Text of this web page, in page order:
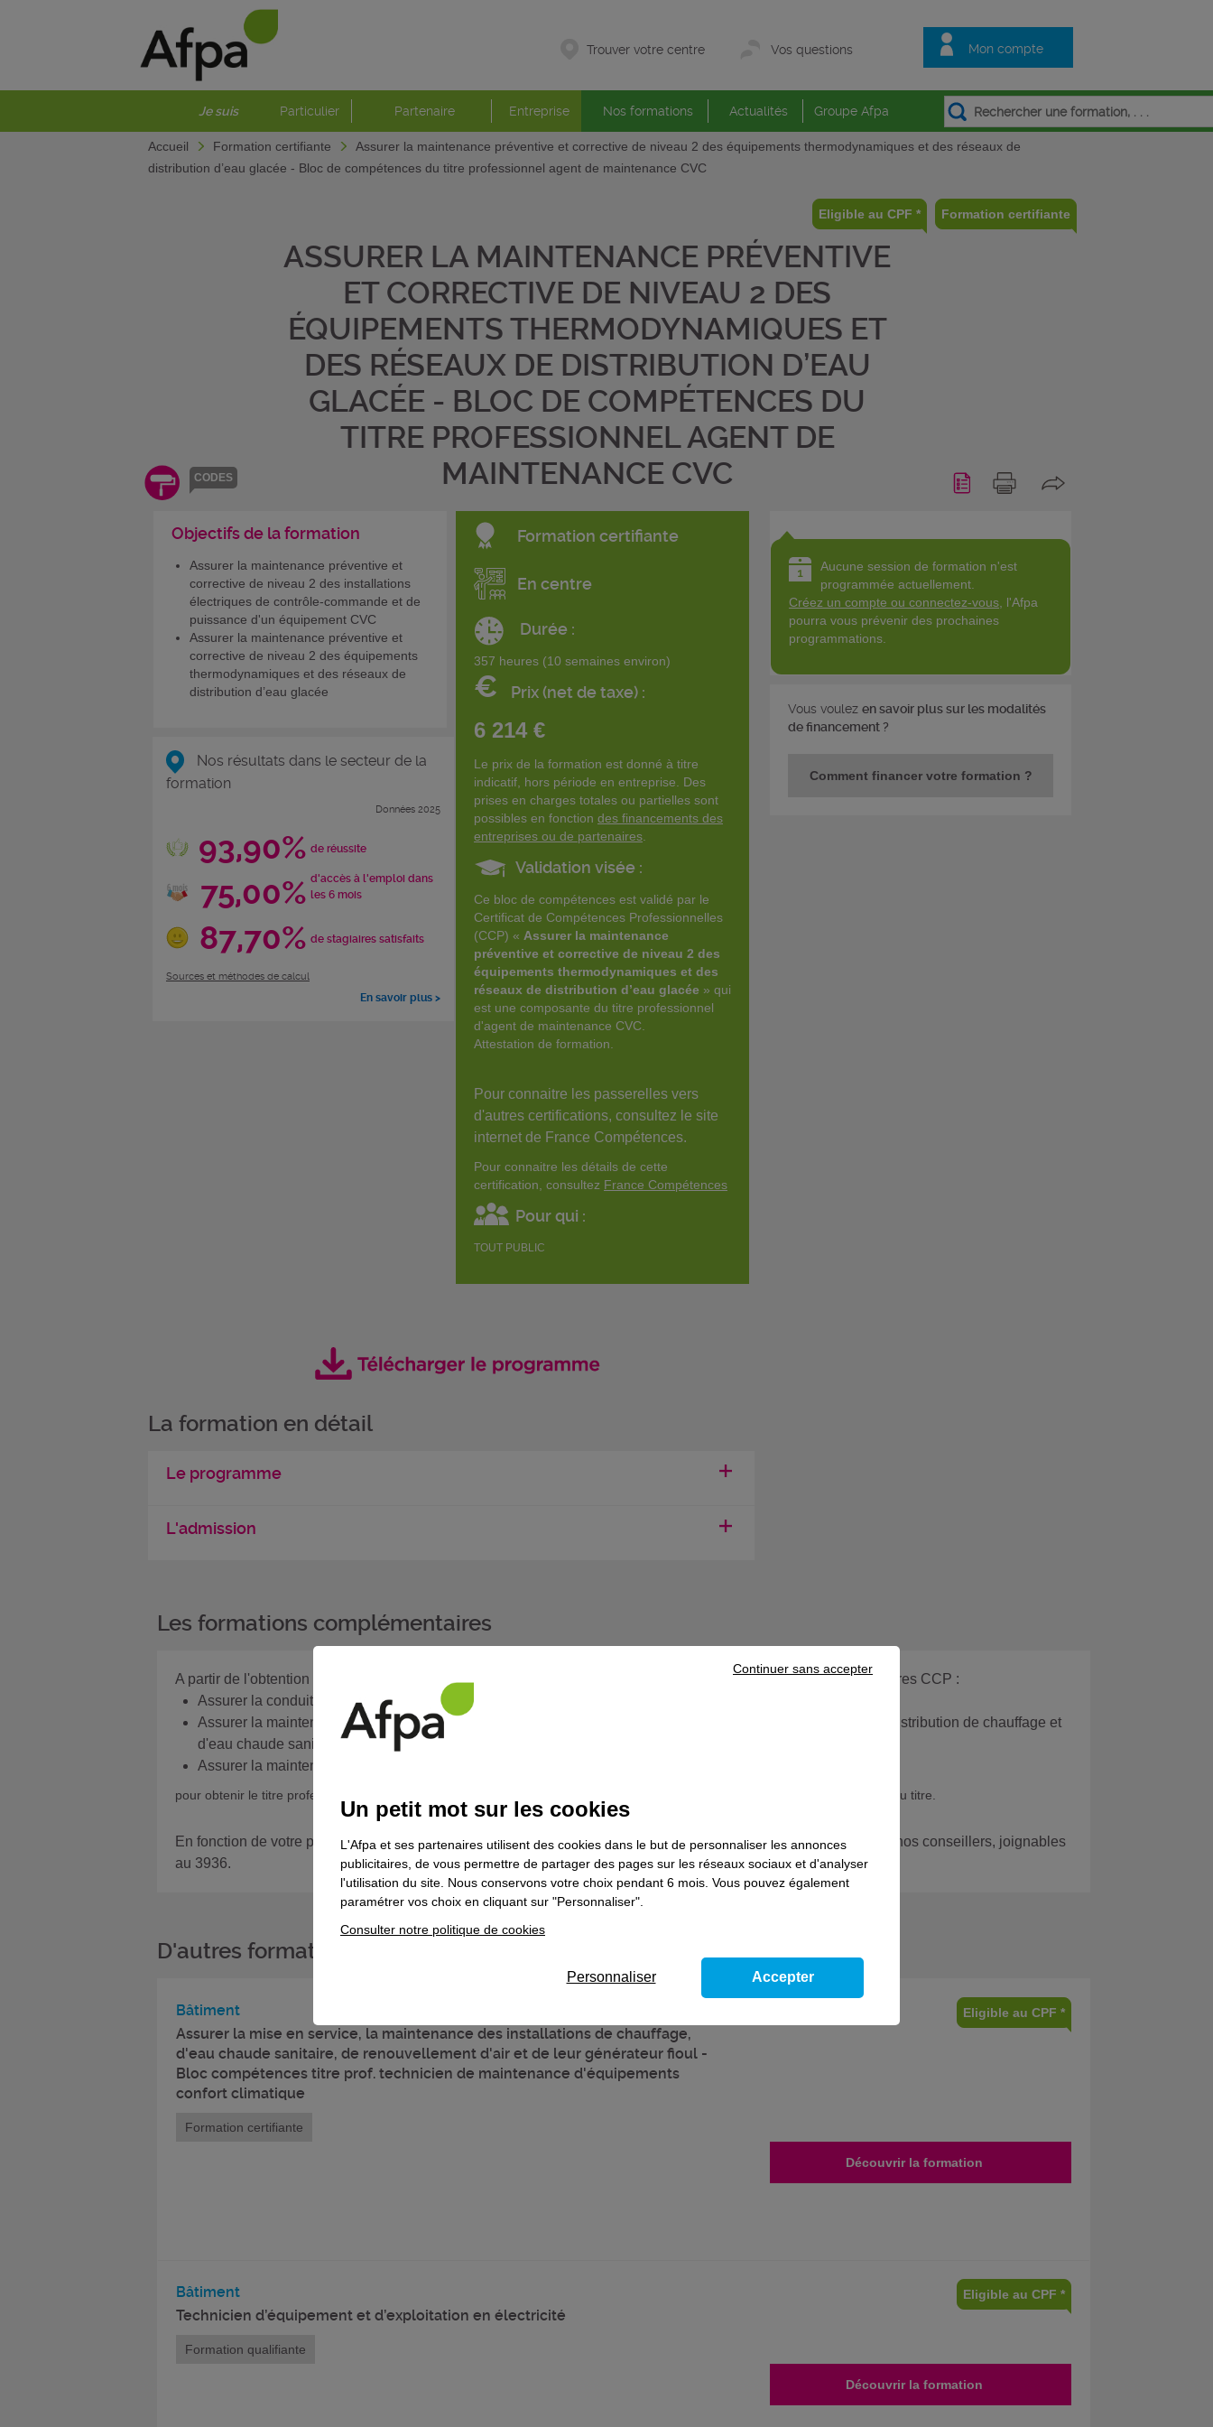
Mon compte
Trouver votre centre Vos questions
Je suis Particulier Partenaire Entreprise Nos formations Actualités Groupe Afpa
Accueil Formation certifiante
Assurer la maintenance préventive et corrective de niveau 2 des équipements thermodynamiques et des réseaux de
distribution d’eau glacée - Bloc de compétences du titre professionnel agent de maintenance CVC
Eligible au CPF * Formation certifiante
CODES
ASSURER LA MAINTENANCE PRÉVENTIVE
ET CORRECTIVE DE NIVEAU 2 DES
ÉQUIPEMENTS THERMODYNAMIQUES ET
DES RÉSEAUX DE DISTRIBUTION D’EAU
GLACÉE - BLOC DE COMPÉTENCES DU
TITRE PROFESSIONNEL AGENT DE
MAINTENANCE CVC
Objectifs de la formation
Assurer la maintenance préventive et
corrective de niveau 2 des installations
électriques de contrôle-commande et de
puissance d'un équipement CVC
Assurer la maintenance préventive et
corrective de niveau 2 des équipements
thermodynamiques et des réseaux de
distribution d’eau glacée
Nos résultats dans le secteur de la
formation
Données 2025
93,90% de réussite
75,00% d'accès à l'emploi dans
les 6 mois
87,70% de stagiaires satisfaits
Sources et méthodes de calcul
En savoir plus >
Formation certifiante
En centre
Durée :
357 heures (10 semaines environ)
€ Prix (net de taxe) :
6 214 €
Le prix de la formation est donné à titre
indicatif, hors période en entreprise. Des
prises en charges totales ou partielles sont
possibles en fonction des financements des
entreprises ou de partenaires
Validation visée :
Ce bloc de compétences est validé par le
Certificat de Compétences Professionnelles
(CCP) « Assurer la maintenance
préventive et corrective de niveau 2 des
équipements thermodynamiques et des
réseaux de distribution d’eau glacée » qui
est une composante du titre professionnel
d'agent de maintenance CVC.
Attestation de formation.
Pour connaitre les passerelles vers
d'autres certifications, consultez le site
internet de France Compétences.
Pour connaitre les détails de cette
certification, consultez France Compétences
Pour qui :
TOUT PUBLIC
La formation en détail
Le programme
L'admission
Aucune session de formation n'est
programmée actuellement.
Créez un compte ou connectez-vous , l'Afpa
pourra vous prévenir des prochaines
programmations.
Vous voulezen savoir plus sur les modalités
de financement ?
Comment financer votre formation ?
Les formations complémentaires
A partir de l'obtention d'un certificat de compétences professionnelles (CCP), vous pouvez vous présenter aux autres CCP :
Assurer la conduite des équipements d'un système CVC (réf. 16340)
Assurer la maintenance préventive et corrective de niveau 2 des équipements thermiques et des réseaux de distribution de chauffage et
d'eau chaude sanitaire (réf. 16341)
Assurer la maintenance préventive et corrective de niveau 2 des équipements de traitement d'air (réf. 16342)
pour obtenir le titre professionnel (réf. produit 09652v09) dans la limite de la durée de validité du titre.
En fonction de votre projet, si vous souhaitez poursuivre votre parcours de formation, prenez contact avec l’un de nos conseillers, joignables
au 3936.
D'autres formations dans le domaine
Bâtiment
Assurer la mise en service, la maintenance des installations de chauffage,
d'eau chaude sanitaire, de renouvellement d'air et de leur générateur fioul -
Bloc compétences titre prof. technicien de maintenance d'équipements
confort climatique
Eligible au CPF *
Formation certifiante
Découvrir la formation
Bâtiment
Technicien d’équipement et d’exploitation en électricité
Eligible au CPF *
Formation qualifiante
Découvrir la formation
Un petit mot sur les cookies
L'Afpa et ses partenaires utilisent des cookies dans le but de personnaliser les annonces
publicitaires, de vous permettre de partager des pages sur les réseaux sociaux et d'analyser
l'utilisation du site. Nous conservons votre choix pendant 6 mois. Vous pouvez également
paramétrer vos choix en cliquant sur "Personnaliser".
Consulter notre politique de cookies
Continuer sans accepter
Personnaliser Accepter